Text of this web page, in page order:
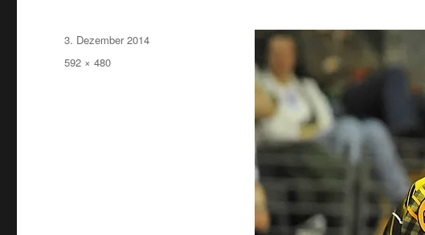
Veröffentlicht
am
3. Dezember 2014
Originalgröße
592 × 480